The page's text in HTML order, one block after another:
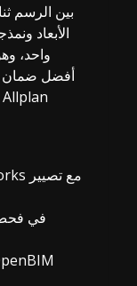
الأبعاد
واحد،